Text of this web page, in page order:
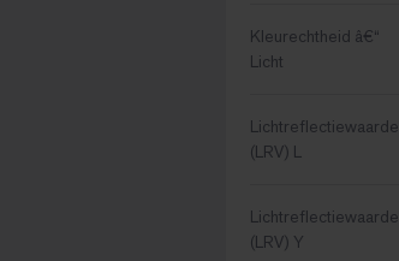
Kleurechtheid â€“
Licht
Lichtreflectiewaarde
(LRV) L
Lichtreflectiewaarde
(LRV) Y